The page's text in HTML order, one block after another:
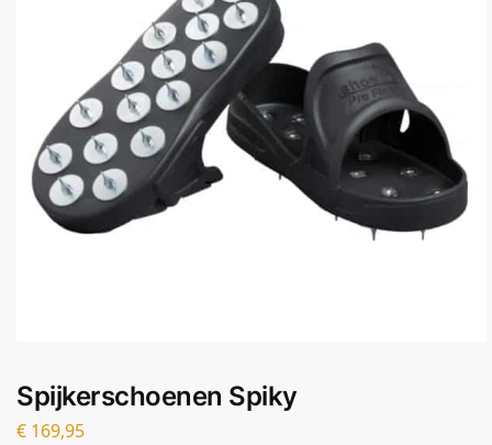
Spijkerschoenen Spiky
€ 169,95